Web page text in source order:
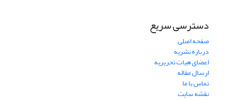
دسترسی سریع
صفحه اصلی
درباره نشریه
اعضای هیات تحریریه
ارسال مقاله
تماس با ما
نقشه سایت